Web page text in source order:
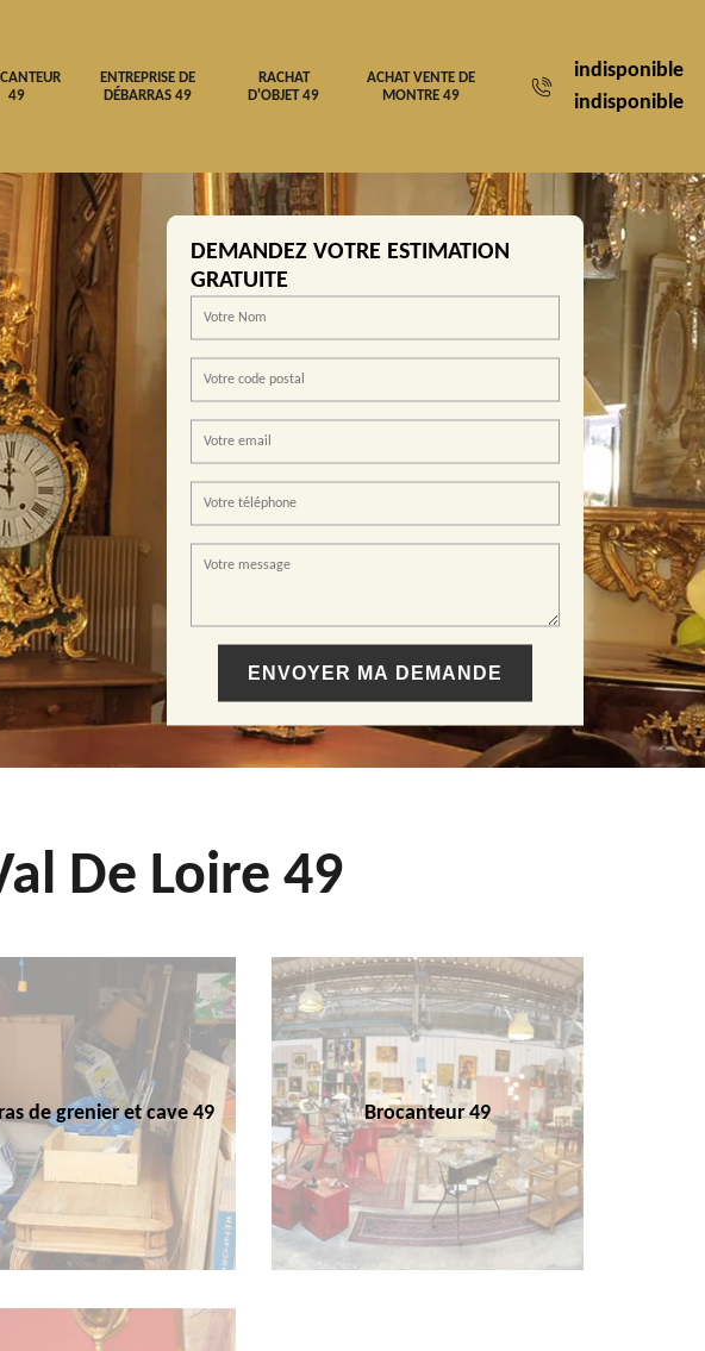
49
ENTREPRISE DE
DÉBARRAS 49
RACHAT
D'OBJET 49
ACHAT VENTE DE
MONTRE 49
indisponible
indisponible
DEMANDEZ VOTRE ESTIMATION
GRATUITE
De Loire 49
de grenier et cave 49 Brocanteur 49